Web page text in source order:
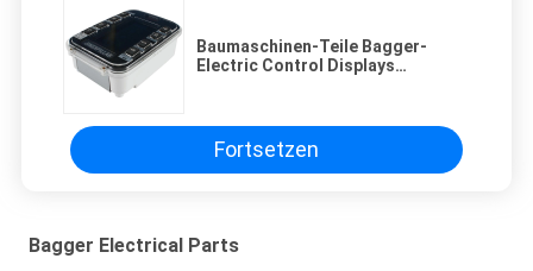
Baumaschinen-Teile Bagger-
Electric Control Displays
Fortsetzen
Bagger Electrical Parts